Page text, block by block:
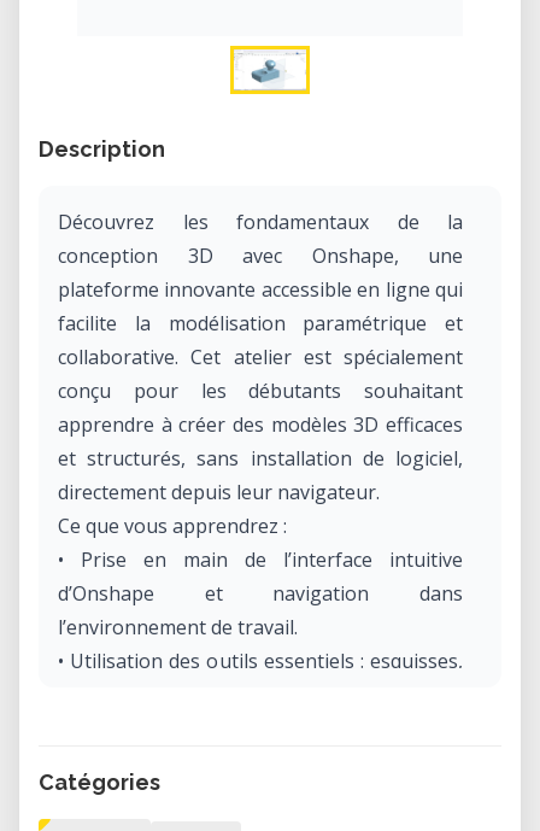
Description
Découvrez les fondamentaux de la
conception 3D avec Onshape, une
plateforme innovante accessible en ligne qui
facilite la modélisation paramétrique et
collaborative. Cet atelier est spécialement
conçu pour les débutants souhaitant
apprendre à créer des modèles 3D efficaces
et structurés, sans installation de logiciel,
directement depuis leur navigateur.
Ce que vous apprendrez :
• Prise en main de l’interface intuitive
d’Onshape et navigation dans
l’environnement de travail.
• Utilisation des outils essentiels : esquisses,
projets et modéliser des pièces en 3D
Catégories